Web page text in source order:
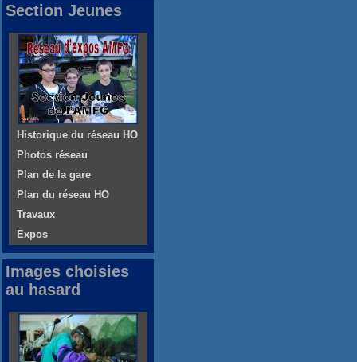
Section Jeunes
Historique du réseau HO
Photos réseau
Plan de la gare
Plan du réseau HO
Travaux
Expos
Images choisies
au hasard